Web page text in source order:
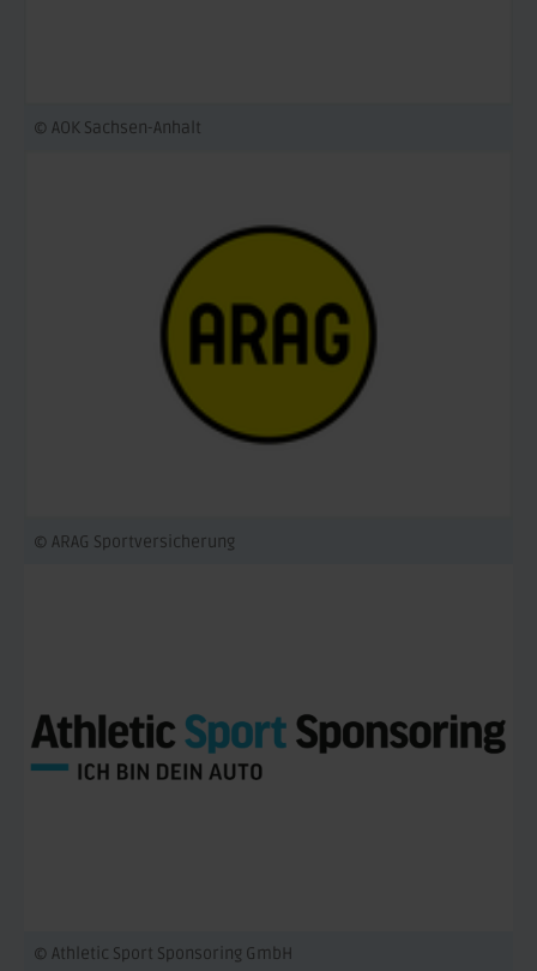
© AOK Sachsen-Anhalt
© ARAG Sportversicherung
© Athletic Sport Sponsoring GmbH